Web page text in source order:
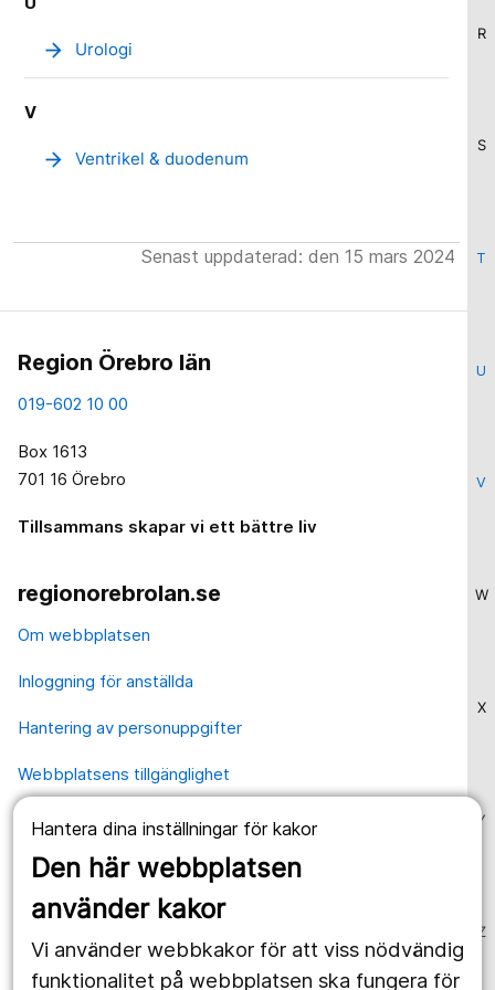
Hantera dina inställningar för kakor
Den här webbplatsen
använder kakor
Vi använder webbkakor för att viss nödvändig
funktionalitet på webbplatsen ska fungera för
R
S
T
U
V
W
X
Y
Z
arrow_forward Urologi
V
arrow_forward Ventrikel & duodenum
Senast uppdaterad: den 15 mars 2024
Region Örebro län
019-602 10 00
Box 1613
701 16 Örebro
Tillsammans skapar vi ett bättre liv
regionorebrolan.se
Om webbplatsen
Inloggning för anställda
Hantering av personuppgifter
Webbplatsens tillgänglighet
Våra webbplatser
1177.se
Region Örebro län